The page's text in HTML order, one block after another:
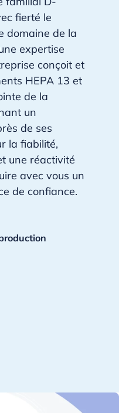
fierté le
domaine de la
expertise
conçoit et
HEPA 13 et
de la
un
de ses
la fiabilité,
une réactivité
avec vous un
de confiance.